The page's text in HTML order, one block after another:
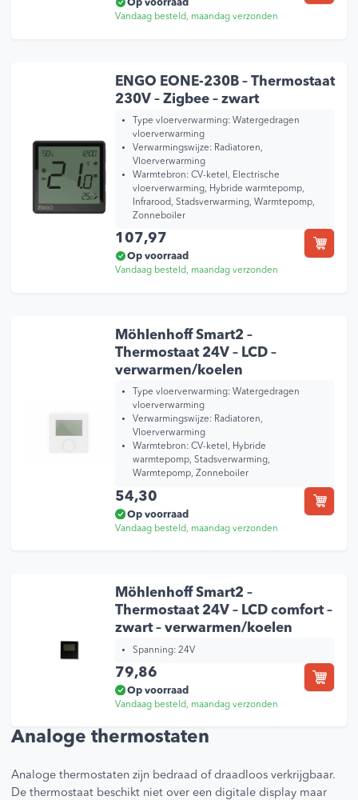
Op voorraad
Vandaag besteld, maandag verzonden
ENGO EONE-230B – Thermostaat
230V – Zigbee – zwart
Type vloerverwarming: Watergedragen
vloerverwarming
Verwarmingswijze: Radiatoren,
Vloerverwarming
Warmtebron: CV-ketel, Electrische
vloerverwarming, Hybride warmtepomp,
Infrarood, Stadsverwarming, Warmtepomp,
Zonneboiler
107,97
Op voorraad
Vandaag besteld, maandag verzonden
Möhlenhoff Smart2 –
Thermostaat 24V – LCD –
verwarmen/koelen
Type vloerverwarming: Watergedragen
vloerverwarming
Verwarmingswijze: Radiatoren,
Vloerverwarming
Warmtebron: CV-ketel, Hybride
warmtepomp, Stadsverwarming,
Warmtepomp, Zonneboiler
54,30
Op voorraad
Vandaag besteld, maandag verzonden
Möhlenhoff Smart2 –
Thermostaat 24V – LCD comfort –
zwart – verwarmen/koelen
Spanning: 24V
79,86
Op voorraad
Vandaag besteld, maandag verzonden
Analoge thermostaten
Analoge thermostaten zijn bedraad of draadloos verkrijgbaar.
De thermostaat beschikt niet over een digitale display maar